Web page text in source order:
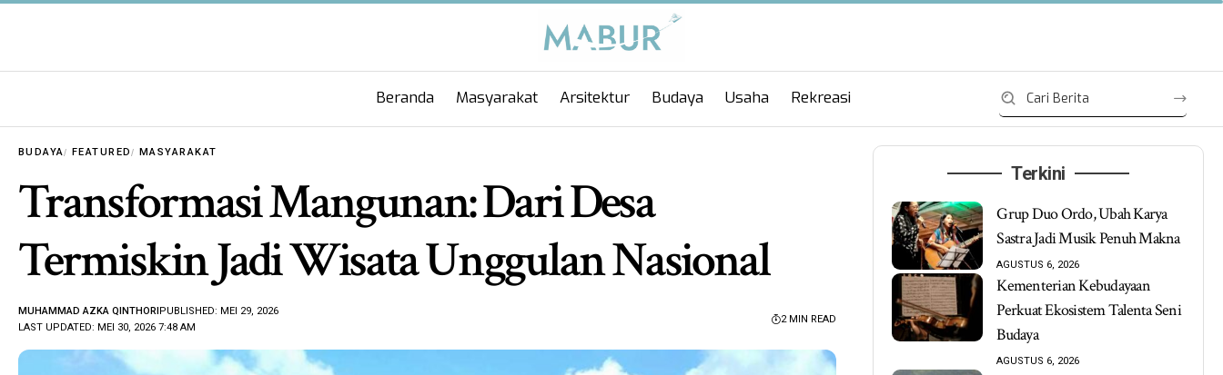
Beranda Masyarakat Arsitektur Budaya Usaha Rekreasi
BUDAYA FEATURED MASYARAKAT
Transformasi Mangunan: Dari Desa
Termiskin Jadi Wisata Unggulan Nasional
LAST UPDATED: MEI 30, 2026 7:48 AM
MUHAMMAD AZKA QINTHORIPUBLISHED: MEI 29, 2026
2 MIN READ
Terkini
Grup Duo Ordo, Ubah Karya
Sastra Jadi Musik Penuh Makna
AGUSTUS 6, 2026
Kementerian Kebudayaan
Perkuat Ekosistem Talenta Seni
Budaya
AGUSTUS 6, 2026